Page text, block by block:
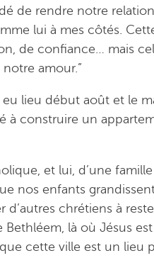
de rendre notre
lui à mes côtés.
de confiance… mais
amour.”
lieu début août et le
à construire un
et lui, d’une
nos enfants
chrétiens à
là où Jésus
cette ville est un lieu